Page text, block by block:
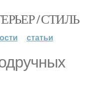
/ СТИЛЬ
статьи